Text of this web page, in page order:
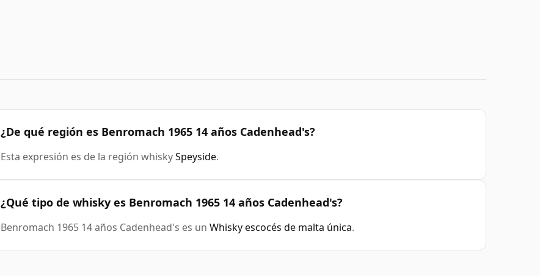
¿De qué región es Benromach 1965 14 años Cadenhead's?
Esta expresión es de la región whiskySpeyside.
¿Qué tipo de whisky es Benromach 1965 14 años Cadenhead's?
Benromach 1965 14 años Cadenhead's es un Whisky escocés de malta única.